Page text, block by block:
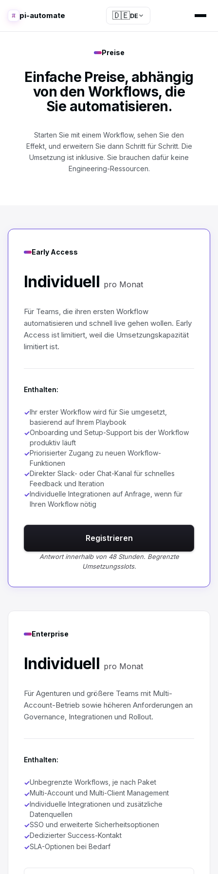
pi-automate 🇩🇪DE
Preise
Einfache Preise, abhängig
von den Workflows, die
Sie automatisieren.
Starten Sie mit einem Workflow, sehen Sie den
Effekt, und erweitern Sie dann Schritt für Schritt. Die
Umsetzung ist inklusive. Sie brauchen dafür keine
Engineering-Ressourcen.
Early Access
Individuell pro Monat
Für Teams, die ihren ersten Workflow
automatisieren und schnell live gehen wollen. Early
Access ist limitiert, weil die Umsetzungskapazität
limitiert ist.
Enthalten:
✓Ihr erster Workflow wird für Sie umgesetzt,
basierend auf Ihrem Playbook
✓Onboarding und Setup-Support bis der Workflow
produktiv läuft
✓Priorisierter Zugang zu neuen Workflow-
Funktionen
✓Direkter Slack- oder Chat-Kanal für schnelles
Feedback und Iteration
✓Individuelle Integrationen auf Anfrage, wenn für
Ihren Workflow nötig
Registrieren
Antwort innerhalb von 48 Stunden. Begrenzte
Umsetzungsslots.
Enterprise
Individuell pro Monat
Für Agenturen und größere Teams mit Multi-
Account-Betrieb sowie höheren Anforderungen an
Governance, Integrationen und Rollout.
Enthalten:
✓Unbegrenzte Workflows, je nach Paket
✓Multi-Account und Multi-Client Management
✓Individuelle Integrationen und zusätzliche
Datenquellen
✓SSO und erweiterte Sicherheitsoptionen
✓Dedizierter Success-Kontakt
✓SLA-Optionen bei Bedarf